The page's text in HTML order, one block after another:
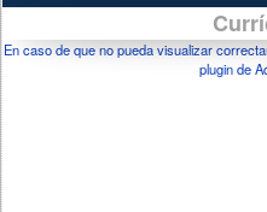
En caso de que no pueda visualizar
plugin de